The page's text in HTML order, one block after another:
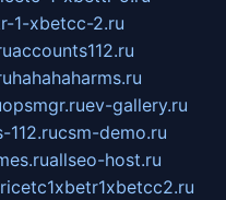
1-xbetcc-2.ru
accounts112.ru
hahahaharms.ru
opsmgr.ruev-gallery.ru
112.rucsm-demo.ru
allseo-host.ru